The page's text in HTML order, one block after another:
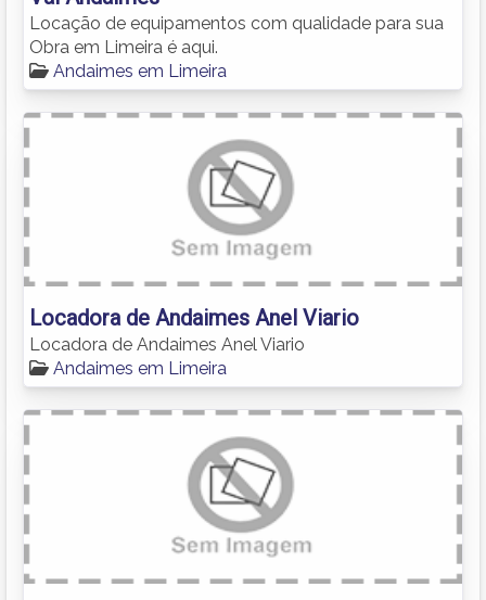
Locação de equipamentos com qualidade para sua
Obra em Limeira é aqui.
Andaimes em Limeira
Locadora de Andaimes Anel Viario
Locadora de Andaimes Anel Viario
Andaimes em Limeira